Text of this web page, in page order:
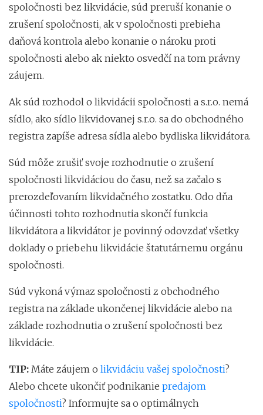
spoločnosti bez likvidácie, súd preruší konanie o
zrušení spoločnosti, ak v spoločnosti prebieha
daňová kontrola alebo konanie o nároku proti
spoločnosti alebo ak niekto osvedčí na tom právny
záujem.
Ak súd rozhodol o likvidácii spoločnosti a s.r.o. nemá
sídlo, ako sídlo likvidovanej s.r.o. sa do obchodného
registra zapíše adresa sídla alebo bydliska likvidátora.
Súd môže zrušiť svoje rozhodnutie o zrušení
spoločnosti likvidáciou do času, než sa začalo s
prerozdeľovaním likvidačného zostatku. Odo dňa
účinnosti tohto rozhodnutia skončí funkcia
likvidátora a likvidátor je povinný odovzdať všetky
doklady o priebehu likvidácie štatutárnemu orgánu
spoločnosti.
Súd vykoná výmaz spoločnosti z obchodného
registra na základe ukončenej likvidácie alebo na
základe rozhodnutia o zrušení spoločnosti bez
likvidácie.
TIP: Máte záujem o likvidáciu vašej spoločnosti?
Alebo chcete ukončiť podnikanie predajom
spoločnosti? Informujte sa o optimálnych